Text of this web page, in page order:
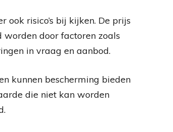
ook risico’s bij kijken. De prijs
door factoren zoals
in vraag en aanbod.
kunnen bescherming bieden
die niet kan worden